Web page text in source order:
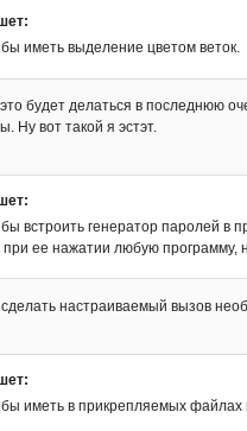
иметь выделение цветом веток.
будет делаться в последнюю
Ну вот такой я эстэт.
встроить генератор паролей в
при ее нажатии любую программу,
настраиваемый вызов
иметь в прикрепляемых